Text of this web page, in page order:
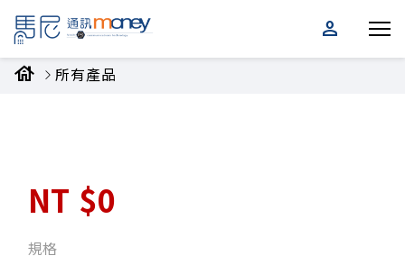
person
house
所有產品
NT $0
規格